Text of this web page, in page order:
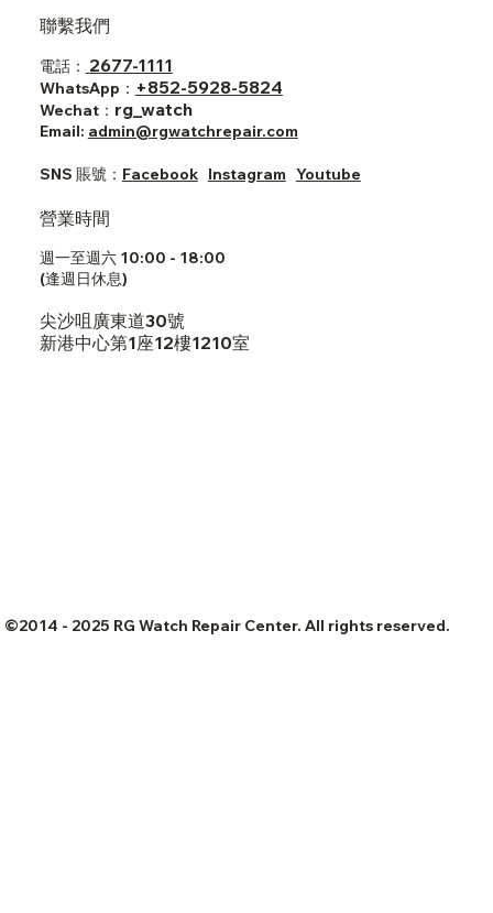
聯繫我們
電話： 2677-1111
WhatsApp： +852-5928-5824
Wechat： rg_watch
Email: admin@rgwatchrepair.com
SNS ​賬號： Facebook Instagram Youtube
營業時間
週一至週六 10:00 - 18:00
(逢週日休息)
尖沙咀廣東道30號
新港中心第1座12樓1210室
©2014 - 2025 RG Watch Repair Center. All rights reserved.